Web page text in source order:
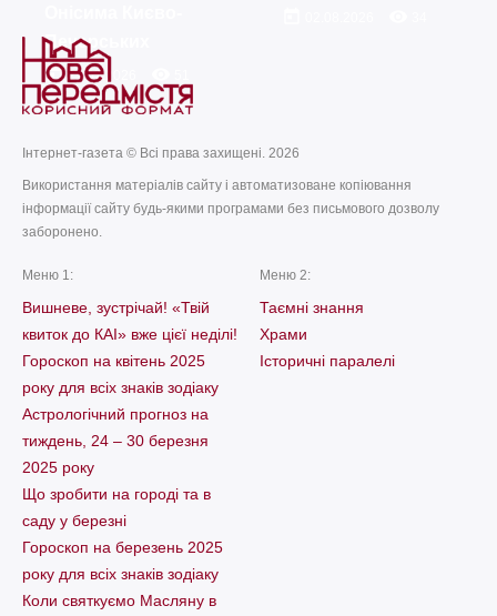
Печерських
today21.07.2026
Інтернет-газета © Всі права захищені. 2026
Використання матеріалів сайту і автоматизоване копіювання
інформації сайту будь-якими програмами без письмового дозволу
заборонено.
Меню 1:
Вишневе, зустрічай! «Твій
квиток до КАІ» вже цієї неділі!
Гороскоп на квітень 2025
року для всіх знаків зодіаку
Астрологічний прогноз на
тиждень, 24 – 30 березня
2025 року
Що зробити на городі та в
саду у березні
Гороскоп на березень 2025
року для всіх знаків зодіаку
Коли святкуємо Масляну в
Меню 2:
Таємні знання
Храми
Історичні паралелі